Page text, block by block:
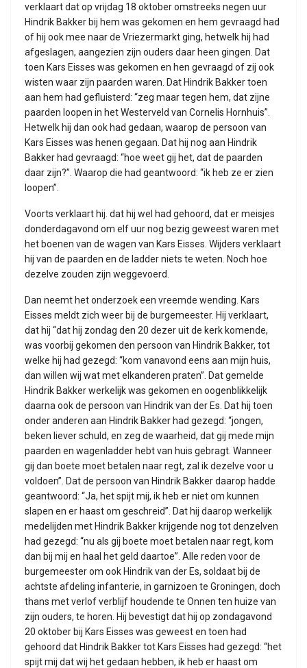
verklaart dat op vrijdag 18 oktober omstreeks negen uur
Hindrik Bakker bij hem was gekomen en hem gevraagd had
of hij ook mee naar de Vriezermarkt ging, hetwelk hij had
afgeslagen, aangezien zijn ouders daar heen gingen. Dat
toen Kars Eisses was gekomen en hen gevraagd of zij ook
wisten waar zijn paarden waren. Dat Hindrik Bakker toen
aan hem had gefluisterd: “zeg maar tegen hem, dat zijne
paarden loopen in het Westerveld van Cornelis Hornhuis”.
Hetwelk hij dan ook had gedaan, waarop de persoon van
Kars Eisses was henen gegaan. Dat hij nog aan Hindrik
Bakker had gevraagd: “hoe weet gij het, dat de paarden
daar zijn?”. Waarop die had geantwoord: “ik heb ze er zien
loopen”.
Voorts verklaart hij. dat hij wel had gehoord, dat er meisjes
donderdagavond om elf uur nog bezig geweest waren met
het boenen van de wagen van Kars Eisses. Wijders verklaart
hij van de paarden en de ladder niets te weten. Noch hoe
dezelve zouden zijn weggevoerd.
Dan neemt het onderzoek een vreemde wending. Kars
Eisses meldt zich weer bij de burgemeester. Hij verklaart,
dat hij “dat hij zondag den 20 dezer uit de kerk komende,
was voorbij gekomen den persoon van Hindrik Bakker, tot
welke hij had gezegd: “kom vanavond eens aan mijn huis,
dan willen wij wat met elkanderen praten”. Dat gemelde
Hindrik Bakker werkelijk was gekomen en oogenblikkelijk
daarna ook de persoon van Hindrik van der Es. Dat hij toen
onder anderen aan Hindrik Bakker had gezegd: “jongen,
beken liever schuld, en zeg de waarheid, dat gij mede mijn
paarden en wagenladder hebt van huis gebragt. Wanneer
gij dan boete moet betalen naar regt, zal ik dezelve voor u
voldoen”. Dat de persoon van Hindrik Bakker daarop hadde
geantwoord: “Ja, het spijt mij, ik heb er niet om kunnen
slapen en er haast om geschreid”. Dat hij daarop werkelijk
medelijden met Hindrik Bakker krijgende nog tot denzelven
had gezegd: “nu als gij boete moet betalen naar regt, kom
dan bij mij en haal het geld daartoe”. Alle reden voor de
burgemeester om ook Hindrik van der Es, soldaat bij de
achtste afdeling infanterie, in garnizoen te Groningen, doch
thans met verlof verblijf houdende te Onnen ten huize van
zijn ouders, te horen. Hij bevestigt dat hij op zondagavond
20 oktober bij Kars Eisses was geweest en toen had
gehoord dat Hindrik Bakker tot Kars Eisses had gezegd: “het
spijt mij dat wij het gedaan hebben, ik heb er haast om